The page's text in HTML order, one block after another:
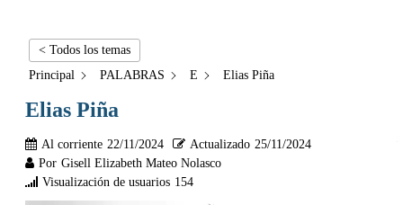
< Todos los temas
Principal
PALABRAS E Elias Piña
Elias Piña
Al corriente 22/11/2024 Actualizado 25/11/2024
Por Gisell Elizabeth Mateo Nolasco
Visualización de usuarios 154